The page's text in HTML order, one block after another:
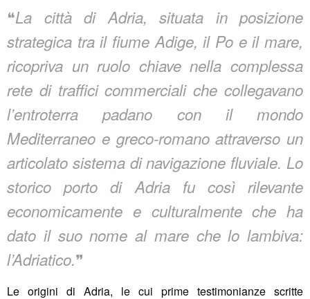
❝La città di Adria, situata in posizione
strategica tra il fiume Adige, il Po e il mare,
ricopriva un ruolo chiave nella complessa
rete di traffici commerciali che collegavano
l’entroterra padano con il mondo
Mediterraneo e greco-romano attraverso un
articolato sistema di navigazione fluviale. Lo
storico porto di Adria fu così rilevante
economicamente e culturalmente che ha
dato il suo nome al mare che lo lambiva:
l’Adriatico.❞
Le origini di Adria, le cui prime testimonianze scritte